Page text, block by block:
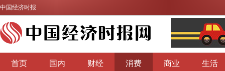
中国经济时报
首页 国内 财经 消费 商业 生活